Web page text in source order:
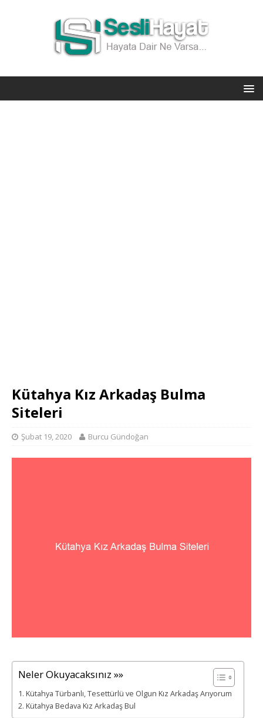
Kütahya Kız Arkadaş Bulma
Siteleri
Şubat 19, 2020 Burcu Gündoğan
Neler Okuyacaksınız »»
Kütahya Türbanlı, Tesettürlü ve Olgun Kız Arkadaş Arıyorum
Kütahya Bedava Kız Arkadaş Bul